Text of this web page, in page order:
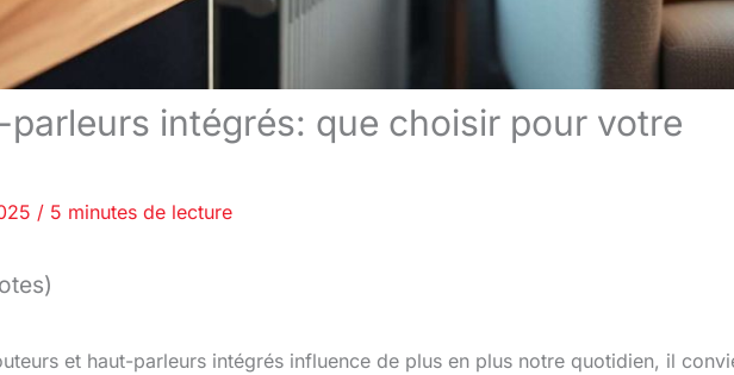
intégrés: que choisir pour votre
/ 5 minutes de lecture
et haut-parleurs intégrés influence de plus en plus notre quotidien, il